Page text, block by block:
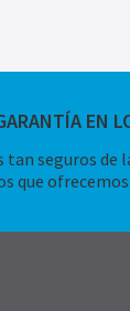
EN
tan seguros de
que